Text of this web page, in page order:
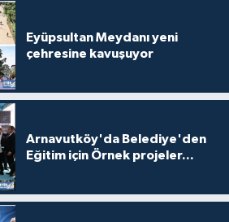
Eyüpsultan Meydanı yeni
çehresine kavuşuyor
Arnavutköy'da Belediye'den
Eğitim için Örnek projeler...